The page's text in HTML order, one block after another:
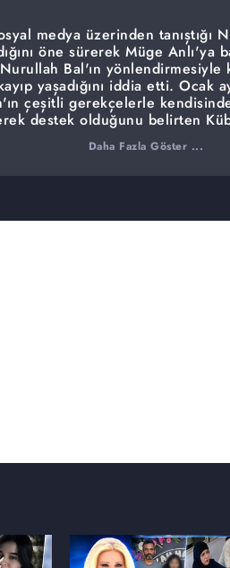
medya üzerinden tanıştığı
öne sürerek Müge Anlı'ya
Bal'ın yönlendirmesiyle
yaşadığını iddia etti. Ocak
çeşitli gerekçelerle
destek olduğunu belirten
altın alıp ödeyeceğim
kullandı. İddiaların
Daha Fazla Göster ...